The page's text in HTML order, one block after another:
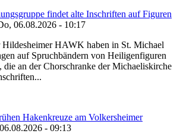
findet alte Inschriften auf Figuren
06.08.2026 - 10:17
Hildesheimer HAWK haben in St. Michael
auf Spruchbändern von Heiligenfiguren
die an der Chorschranke der Michaeliskirche
Hakenkreuze am Volkersheimer
- 09:13